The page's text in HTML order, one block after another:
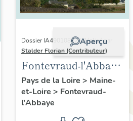
Aperçu
Dossier IA49010822 | Réalisé par
Stalder Florian (Contributeur)
Fontevraud-l'Abbaye
: présentation de la
commune
Pays de la Loire > Maine-
et-Loire > Fontevraud-
l'Abbaye